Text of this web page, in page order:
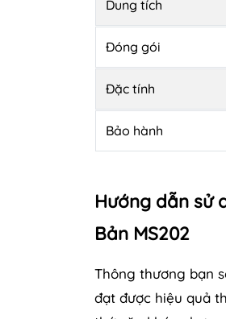
Dung tích
Đóng gói
Đặc tính
Bảo hành
Hướng dẫn sử
Bản MS202
Thông thương bạn
đạt được hiệu quả